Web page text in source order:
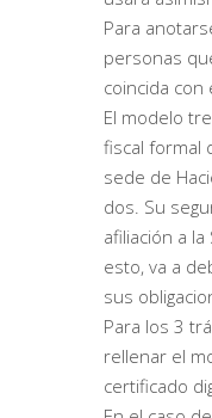
Para
personas
coincida
El modelo
fiscal formal
sede de
dos. Su
afiliación a
esto, va a
sus
Para los 3
rellenar el
certificado